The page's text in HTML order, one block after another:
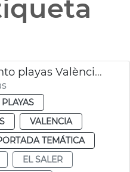
Dispositivo salvamento playas València eclipse
PLAYAS
VALENCIA
TEMÁTICA
EL SALER